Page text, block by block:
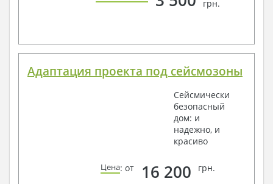
грн.
Адаптация проекта под сейсмозоны
Сейсмически
безопасный
дом: и
надежно, и
красиво
Цена: от 16 200 грн.